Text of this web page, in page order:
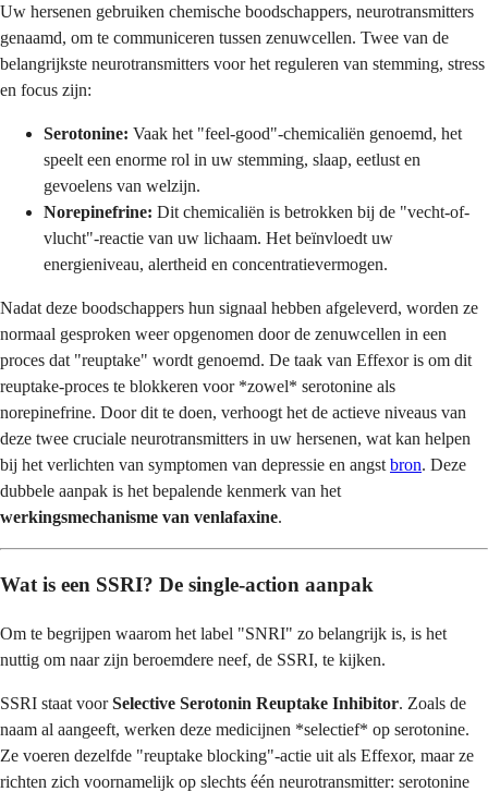
Uw hersenen gebruiken chemische boodschappers, neurotransmitters
genaamd, om te communiceren tussen zenuwcellen. Twee van de
belangrijkste neurotransmitters voor het reguleren van stemming, stress
en focus zijn:
Serotonine: Vaak het "feel-good"-chemicaliën genoemd, het
speelt een enorme rol in uw stemming, slaap, eetlust en
gevoelens van welzijn.
Norepinefrine: Dit chemicaliën is betrokken bij de "vecht-of-
vlucht"-reactie van uw lichaam. Het beïnvloedt uw
energieniveau, alertheid en concentratievermogen.
Nadat deze boodschappers hun signaal hebben afgeleverd, worden ze
normaal gesproken weer opgenomen door de zenuwcellen in een
proces dat "reuptake" wordt genoemd. De taak van Effexor is om dit
reuptake-proces te blokkeren voor *zowel* serotonine als
norepinefrine. Door dit te doen, verhoogt het de actieve niveaus van
deze twee cruciale neurotransmitters in uw hersenen, wat kan helpen
bij het verlichten van symptomen van depressie en angst bron. Deze
dubbele aanpak is het bepalende kenmerk van het
werkingsmechanisme van venlafaxine.
Wat is een SSRI? De single-action aanpak
Om te begrijpen waarom het label "SNRI" zo belangrijk is, is het
nuttig om naar zijn beroemdere neef, de SSRI, te kijken.
SSRI staat voorSelective Serotonin Reuptake Inhibitor. Zoals de
naam al aangeeft, werken deze medicijnen *selectief* op serotonine.
Ze voeren dezelfde "reuptake blocking"-actie uit als Effexor, maar ze
richten zich voornamelijk op slechts één neurotransmitter: serotonine